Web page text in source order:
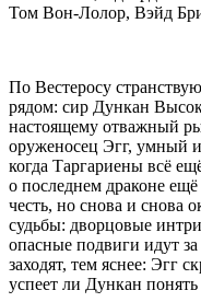
Том Вон-Лолор, Вэйд
По Вестеросу
рядом: сир Дункан
настоящему отважный
оруженосец Эгг, умный
когда Таргариены всё
о последнем драконе
честь, но снова и снова
судьбы: дворцовые
опасные подвиги идут
заходят, тем яснее: Эгг
успеет ли Дункан